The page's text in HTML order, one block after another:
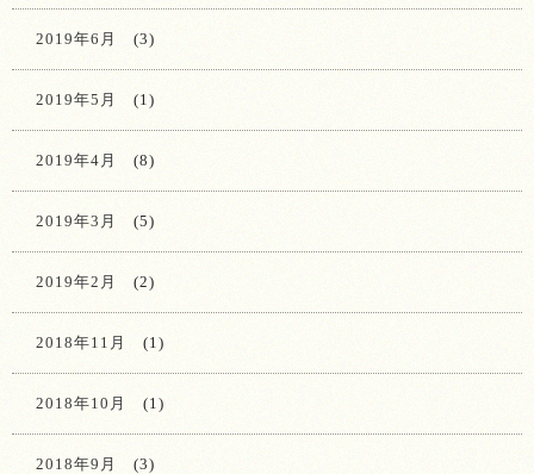
2019年6月 (3)
2019年5月 (1)
2019年4月 (8)
2019年3月 (5)
2019年2月 (2)
2018年11月 (1)
2018年10月 (1)
2018年9月 (3)